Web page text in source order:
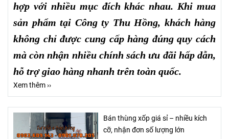
hợp với nhiều mục đích khác nhau. Khi mua
sản phẩm tại Công ty Thu Hồng, khách hàng
không chỉ được cung cấp hàng đúng quy cách
mà còn nhận nhiều chính sách ưu đãi hấp dẫn,
hỗ trợ giao hàng nhanh trên toàn quốc.
Xem thêm ››
Bán thùng xốp giá sỉ – nhiều kích
cỡ, nhận đơn số lượng lớn